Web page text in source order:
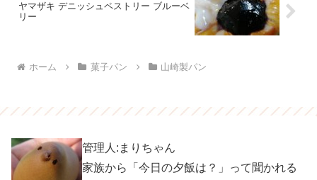
ヤマザキ デニッシュペストリー ブルーベ
リー
ホーム 菓子パン 山崎製パン
管理人:まりちゃん
家族から「今日の夕飯は？」って聞かれる